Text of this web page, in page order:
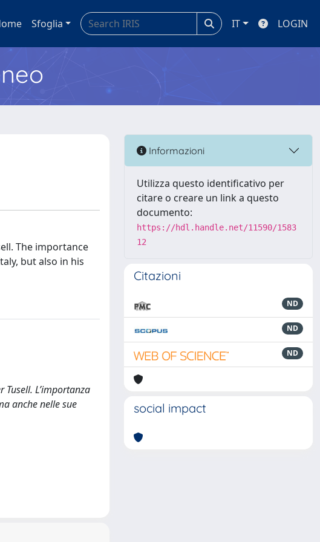
Sfoglia IT LOGIN
The importance
but also in his
L’importanza
anche nelle sue
Informazioni
Utilizza questo identificativo per
citare o creare un link a questo
documento:
https://hdl.handle.net/11590/1583
12
Citazioni
ND
ND
ND
social impact